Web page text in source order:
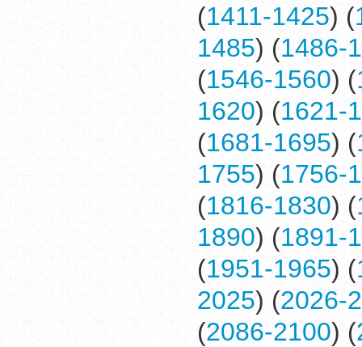
(1411-1425) (
1485) (1486-
(1546-1560) (
1620) (1621-
(1681-1695) (
1755) (1756-
(1816-1830) (
1890) (1891-
(1951-1965) (
2025) (2026-
(2086-2100) (